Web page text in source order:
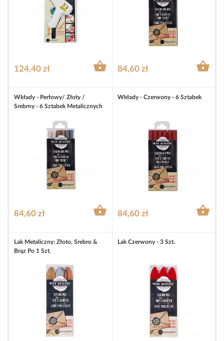
124,40 zł  84,60 zł 
Wkłady - Perłowy/ Złoty /
Srebrny - 6 Sztabek Metalicznych
84,60 zł 
Wkłady - Czerwony - 6 Sztabek
84,60 zł 
Lak Metaliczny: Złoto, Srebro &
Brąz Po 1 Szt.
Lak Czerwony - 3 Szt.